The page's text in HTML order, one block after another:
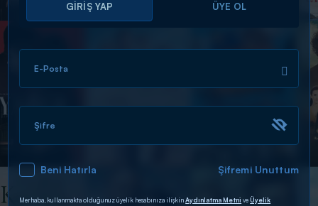
ARAMA SONUÇLARI
DİĞER SONUÇLAR
GİRİŞ YAP ÜYE OL
E-Posta
Şifre
Beni Hatırla Şifremi Unuttum
Merhaba, kullanmakta olduğunuz üyelik hesabınıza ilişkinAydınlatma Metni veÜyelik